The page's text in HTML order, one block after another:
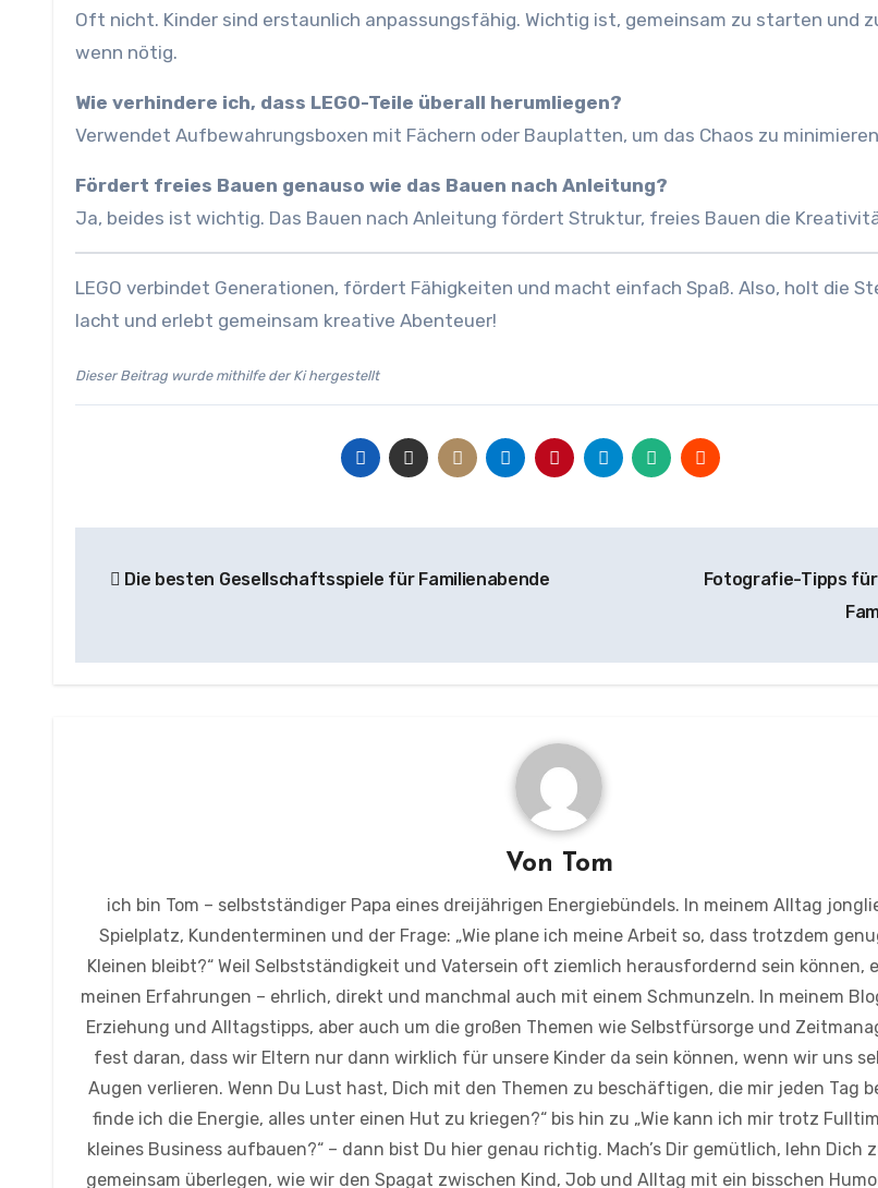
Oft nicht. Kinder sind erstaunlich anpassungsfähig. Wichtig ist, gemeinsam zu starten und
wenn nötig.
Wie verhindere ich, dass LEGO-Teile überall herumliegen?
Verwendet Aufbewahrungsboxen mit Fächern oder Bauplatten, um das Chaos zu
Fördert freies Bauen genauso wie das Bauen nach Anleitung?
Ja, beides ist wichtig. Das Bauen nach Anleitung fördert Struktur, freies Bauen die
LEGO verbindet Generationen, fördert Fähigkeiten und macht einfach Spaß. Also, holt die
lacht und erlebt gemeinsam kreative Abenteuer!
Dieser Beitrag wurde mithilfe der Ki hergestellt
Die besten Gesellschaftsspiele für Familienabende
Fotografie-Tipps
Von Tom
ich bin Tom – selbstständiger Papa eines dreijährigen Energiebündels. In meinem Alltag
Spielplatz, Kundenterminen und der Frage: „Wie plane ich meine Arbeit so, dass trotzdem
Kleinen bleibt?“ Weil Selbstständigkeit und Vatersein oft ziemlich herausfordernd sein können,
meinen Erfahrungen – ehrlich, direkt und manchmal auch mit einem Schmunzeln. In meinem
Erziehung und Alltagstipps, aber auch um die großen Themen wie Selbstfürsorge und
fest daran, dass wir Eltern nur dann wirklich für unsere Kinder da sein können, wenn wir uns
Augen verlieren. Wenn Du Lust hast, Dich mit den Themen zu beschäftigen, die mir jeden Tag
finde ich die Energie, alles unter einen Hut zu kriegen?“ bis hin zu „Wie kann ich mir trotz
kleines Business aufbauen?“ – dann bist Du hier genau richtig. Mach’s Dir gemütlich, lehn Dich
gemeinsam überlegen, wie wir den Spagat zwischen Kind, Job und Alltag mit ein bisschen